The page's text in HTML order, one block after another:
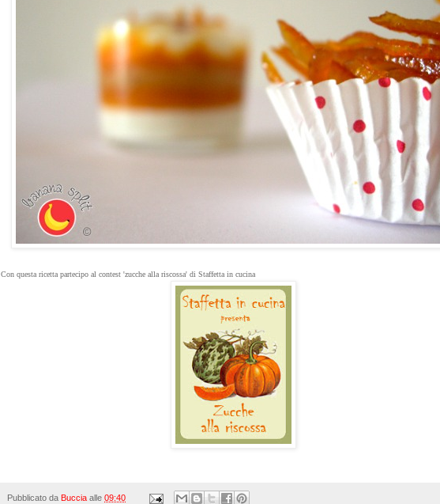
Con questa ricetta partecipo al contest 'zucche alla riscossa' di Staffetta in cucina
Pubblicato da Buccia alle 09:40